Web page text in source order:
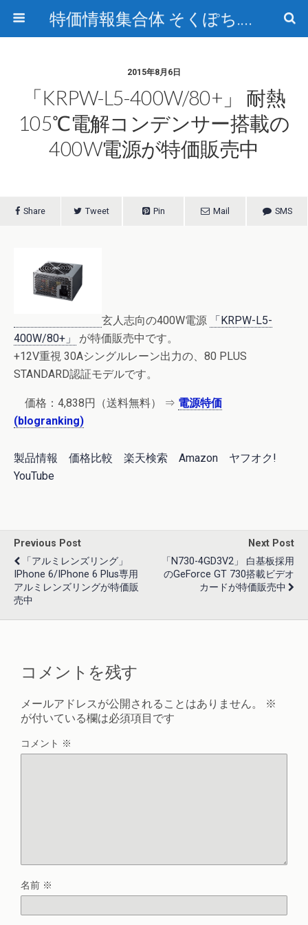
特価情報集合体 そくぽち.com
2015年8月6日
「KRPW-L5-400W/80+」 耐熱
105℃電解コンデンサー搭載の
400W電源が特価販売中
Share Tweet Pin Mail SMS
玄人志向の400W電源
「KRPW-L5-
400W/80+」
が特価販売中です。
+12V重視 30Aシングルレーン出力の、80 PLUS
STANDARD認証モデルです。
価格：4,838円（送料無料） ⇒ 電源特価
(blogranking)
製品情報 価格比較 楽天検索 Amazon
ヤフオク!
YouTube
Previous Post
「アルミレンズリング」
IPhone 6/iPhone 6 Plus専用
アルミレンズリングが特価販
売中
Next Post
「N730-4GD3V2」 白基板採用
のGeForce GT 730搭載ビデオ
カードが特価販売中
コメントを残す
メールアドレスが公開されることはありません。
※
が付いている欄は必須項目です
コメント ※
名前 ※